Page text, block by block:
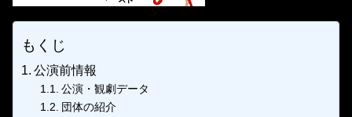
もくじ
公演前情報
公演・観劇データ
団体の紹介